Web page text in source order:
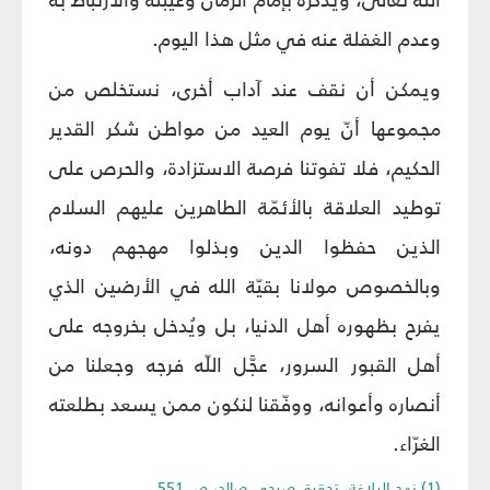
وعدم الغفلة عنه في مثل هذا اليوم.
ويمكن أن نقف عند آداب أخرى، نستخلص من
مجموعها أنّ يوم العيد من مواطن شكر القدير
الحكيم، فلا تفوتنا فرصة الاستزادة، والحرص على
توطيد العلاقة بالأئمّة الطاهرين عليهم السلام
الذين حفظوا الدين وبذلوا مهجهم دونه،
وبالخصوص مولانا بقيّة الله في الأرضين الذي
يفرح بظهوره أهل الدنيا، بل ويُدخل بخروجه على
أهل القبور السرور، عجَّل اللّه فرجه وجعلنا من
أنصاره وأعوانه، ووفّقنا لنكون ممن يسعد بطلعته
الغرّاء.